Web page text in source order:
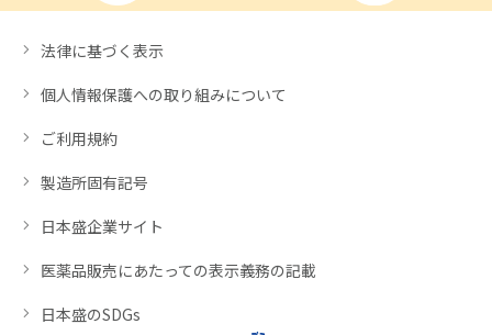
法律に基づく表示
個人情報保護への取り組みについて
ご利用規約
製造所固有記号
日本盛企業サイト
医薬品販売にあたっての表示義務の記載
日本盛のSDGs